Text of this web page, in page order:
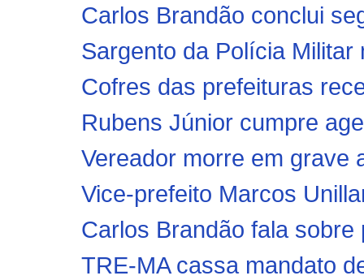
Carlos Brandão conclui
Sargento da Polícia
Cofres das prefeituras
Rubens Júnior cumpre
Vereador morre em grave
Vice-prefeito Marcos
Carlos Brandão fala
TRE-MA cassa mandato